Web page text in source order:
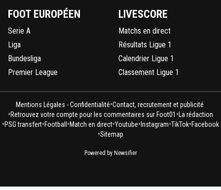
FOOT EUROPÉEN
Serie A
Liga
Bundesliga
Premier League
LIVESCORE
Matchs en direct
Résultats Ligue 1
Calendrier Ligue 1
Classement Ligue 1
Mentions Légales - Confidentialité•Contact, recrutement et publicité
•Retrouvez votre compte pour les commentaires sur Foot01 • La rédaction
•PSG transfert•Football •Match en direct•Youtube• Instagram•TikTok•Facebook
•Sitemap
Powered by Newsifier